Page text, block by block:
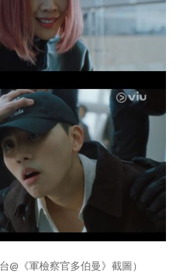
@《軍檢察官多伯曼》截圖）